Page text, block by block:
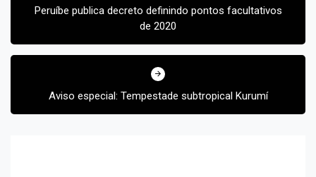
PostPeruíbe publica decreto definindo pontos facultativos
de 2020
Aviso especial: Tempestade subtropical Kurumí